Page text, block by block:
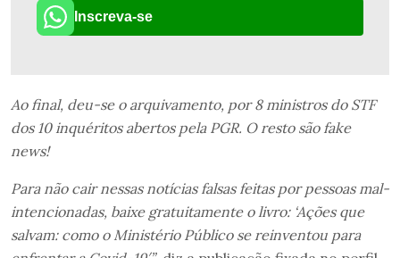
Inscreva-se
Ao final, deu-se o arquivamento, por 8 ministros do STF
dos 10 inquéritos abertos pela PGR. O resto são fake
news!
Para não cair nessas notícias falsas feitas por pessoas mal-
intencionadas, baixe gratuitamente o livro: ‘Ações que
salvam: como o Ministério Público se reinventou para